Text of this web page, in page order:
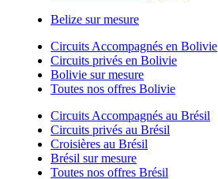
Belize sur mesure
Circuits Accompagnés en Bolivie
Circuits privés en Bolivie
Bolivie sur mesure
Toutes nos offres Bolivie
Circuits Accompagnés au Brésil
Circuits privés au Brésil
Croisières au Brésil
Brésil sur mesure
Toutes nos offres Brésil